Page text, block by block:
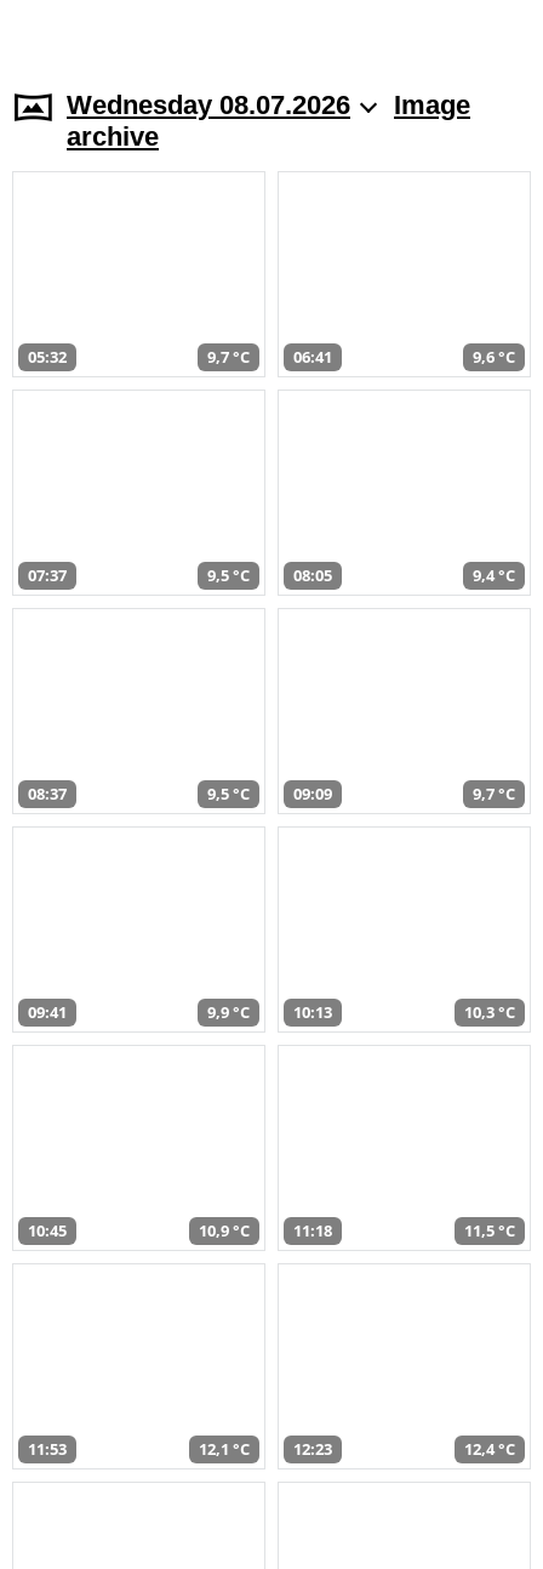
Wednesday 08.07.2026
Image
archive
05:32 9,7 °C 06:41 9,6 °C
07:37 9,5 °C 08:05 9,4 °C
08:37 9,5 °C 09:09 9,7 °C
09:41 9,9 °C 10:13 10,3 °C
10:45 10,9 °C 11:18 11,5 °C
11:53 12,1 °C 12:23 12,4 °C